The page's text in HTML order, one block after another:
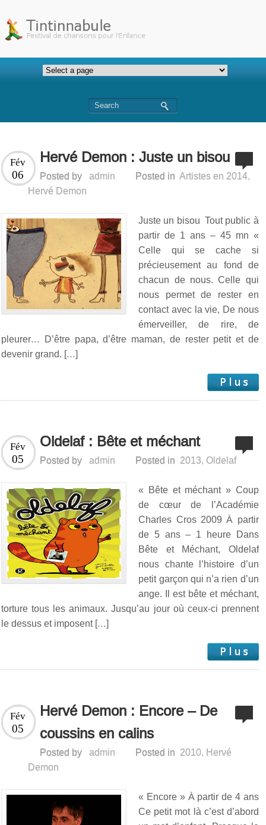
Hervé Demon : Juste un bisou
Fév
06 Posted by admin Posted in Artistes en 2014,
Hervé Demon
Juste un bisou Tout public à
partir de 1 ans – 45 mn «
Celle qui se cache si
précieusement au fond de
chacun de nous. Celle qui
nous permet de rester en
contact avec la vie, De nous
émerveiller, de rire, de
pleurer… D’être papa, d’être maman, de rester petit et de
devenir grand. […]
Oldelaf : Bête et méchant
Fév
05 Posted by admin Posted in 2013, Oldelaf
« Bête et méchant » Coup
de cœur de l’Académie
Charles Cros 2009 À partir
de 5 ans – 1 heure Dans
Bête et Méchant, Oldelaf
nous chante l’histoire d’un
petit garçon qui n’a rien d’un
ange. Il est bête et méchant,
torture tous les animaux. Jusqu’au jour où ceux-ci prennent
le dessus et imposent […]
Hervé Demon : Encore – De
coussins en calins
Fév
05
Posted by admin Posted in 2010, Hervé
Demon
« Encore » À partir de 4 ans
Ce petit mot là c’est d’abord